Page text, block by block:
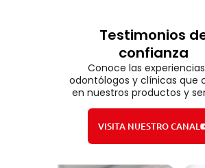
Testimonios
confianza
Conoce las
odontólogos y clínicas que
en nuestros productos y
VISITA NUESTRO CANAL